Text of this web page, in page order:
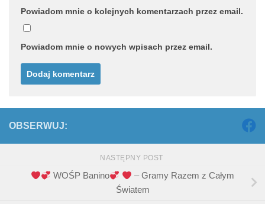
Powiadom mnie o kolejnych komentarzach przez email.
Powiadom mnie o nowych wpisach przez email.
OBSERWUJ:
NASTĘPNY POST
WOŚP Banino
– Gramy Razem z Całym
Światem